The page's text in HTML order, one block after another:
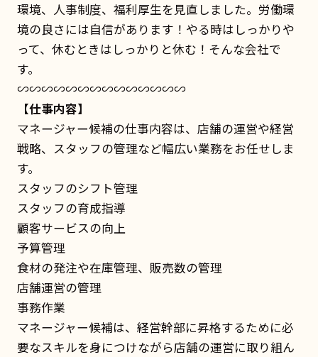
環境、人事制度、福利厚生を見直しました。労働環
境の良さには自信があります！やる時はしっかりや
って、休むときはしっかりと休む！そんな会社で
す。
∽∽∽∽∽∽∽∽∽∽∽∽∽∽
【仕事内容】
マネージャー候補の仕事内容は、店舗の運営や経営
戦略、スタッフの管理など幅広い業務をお任せしま
す。
スタッフのシフト管理
スタッフの育成指導
顧客サービスの向上
予算管理
食材の発注や在庫管理、販売数の管理
店舗運営の管理
事務作業
マネージャー候補は、経営幹部に昇格するために必
要なスキルを身につけながら店舗の運営に取り組ん